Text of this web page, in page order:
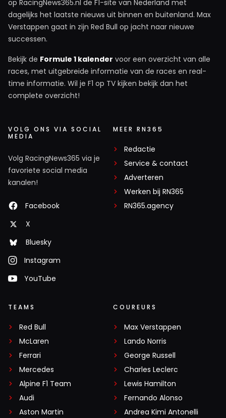
op RacingNews365.nl de F1-site van Nederland met
dagelijks het laatste nieuws uit binnen en buitenland. Max
Verstappen gaat in zijn Red Bull op jacht naar nieuwe
successen.
Bekijk de Formule 1 kalender voor een overzicht van alle
races, met uitgebreide informatie van de races en real-
time informatie. Wil je F1 op TV kijken bekijk dan het
complete overzicht!
VOLG ONS VIA SOCIAL
MEDIA
Volg RacingNews365 via je
favoriete social media
kanalen!
Facebook
X
Bluesky
Instagram
YouTube
MEER RN365
Redactie
Service & contact
Adverteren
Werken bij RN365
RN365.agency
TEAMS
Red Bull
McLaren
Ferrari
Mercedes
Alpine F1 Team
Audi
Aston Martin
COUREURS
Max Verstappen
Lando Norris
George Russell
Charles Leclerc
Lewis Hamilton
Fernando Alonso
Andrea Kimi Antonelli